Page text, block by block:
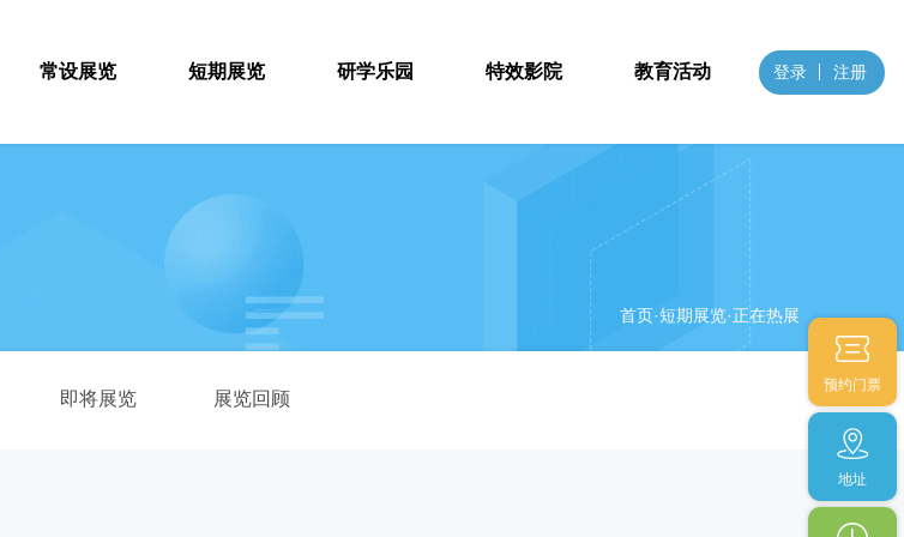
常设展览 短期展览 研学乐园 特效影院 教育活动 登录 注册
首页·短期展览·正在热展
即将展览 展览回顾
预约门票
地址